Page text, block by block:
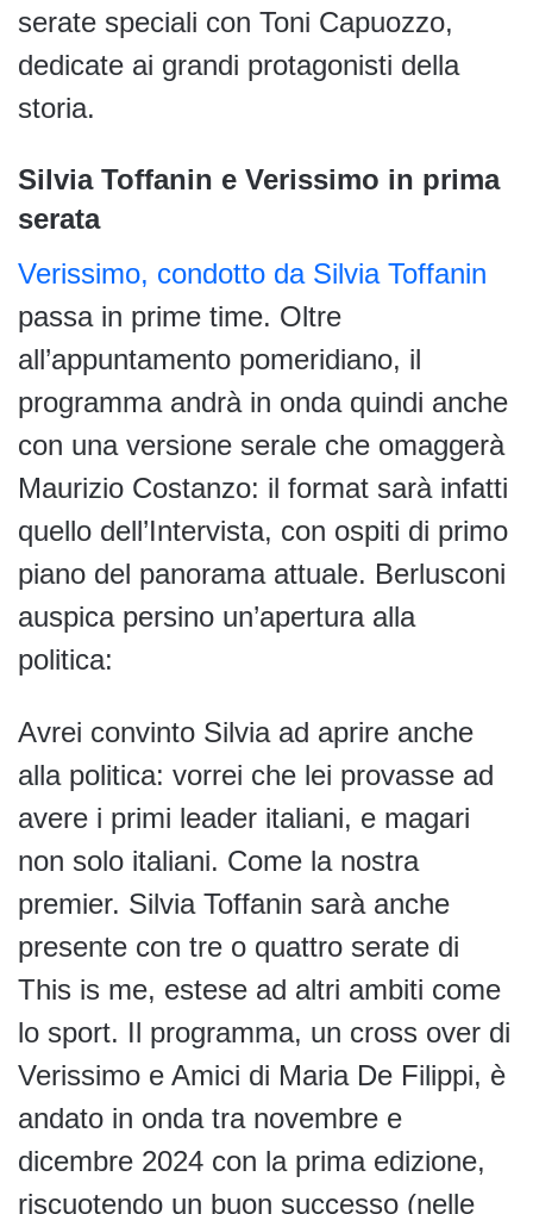
serate speciali con Toni Capuozzo,
dedicate ai grandi protagonisti della
storia.
Silvia Toffanin e Verissimo in prima
serata
Verissimo, condotto da Silvia Toffanin
passa in prime time. Oltre
all’appuntamento pomeridiano, il
programma andrà in onda quindi anche
con una versione serale che omaggerà
Maurizio Costanzo: il format sarà infatti
quello dell’Intervista, con ospiti di primo
piano del panorama attuale. Berlusconi
auspica persino un’apertura alla
politica:
Avrei convinto Silvia ad aprire anche
alla politica: vorrei che lei provasse ad
avere i primi leader italiani, e magari
non solo italiani. Come la nostra
premier. Silvia Toffanin sarà anche
presente con tre o quattro serate di
This is me, estese ad altri ambiti come
lo sport. Il programma, un cross over di
Verissimo e Amici di Maria De Filippi, è
andato in onda tra novembre e
dicembre 2024 con la prima edizione,
riscuotendo un buon successo (nelle